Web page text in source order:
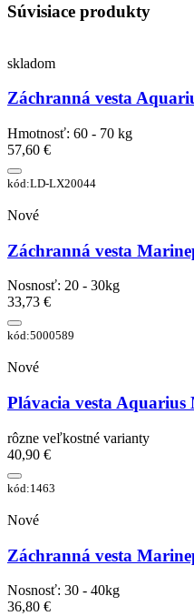
Súvisiace produkty
skladom
Záchranná vesta
Hmotnosť: 60 - 70 kg
57,60 €
kód:LD-LX20044
Nové
Záchranná vesta
Nosnosť: 20 - 30kg
33,73 €
kód:5000589
Nové
Plávacia vesta Aquarius
rôzne veľkostné varianty
40,90 €
kód:1463
Nové
Záchranná vesta
Nosnosť: 30 - 40kg
36,80 €